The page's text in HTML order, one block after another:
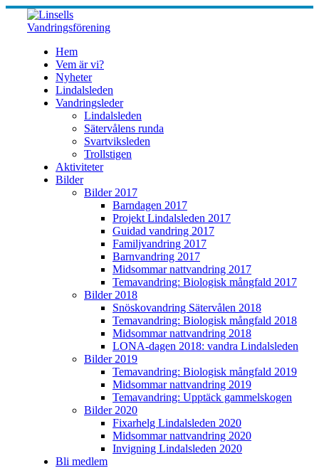
Skip
content
Hem
Vem är vi?
Nyheter
Lindalsleden
Vandringsleder
Lindalsleden
Sätervålens runda
Svartviksleden
Trollstigen
Aktiviteter
Bilder
Bilder 2017
Barndagen 2017
Projekt Lindalsleden 2017
Guidad vandring 2017
Familjvandring 2017
Barnvandring 2017
Midsommar nattvandring 2017
Temavandring: Biologisk mångfald 2017
Bilder 2018
Snöskovandring Sätervålen 2018
Temavandring: Biologisk mångfald 2018
Midsommar nattvandring 2018
LONA-dagen 2018: vandra Lindalsleden
Bilder 2019
Temavandring: Biologisk mångfald 2019
Midsommar nattvandring 2019
Temavandring: Upptäck gammelskogen
Bilder 2020
Fixarhelg Lindalsleden 2020
Midsommar nattvandring 2020
Invigning Lindalsleden 2020
Bli medlem